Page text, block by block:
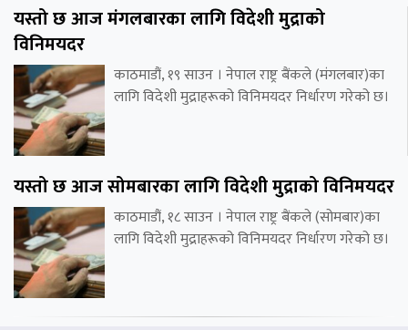
यस्तो छ आज मंगलबारका लागि विदेशी मुद्राको
विनिमयदर
काठमाडौं, १९ साउन । नेपाल राष्ट्र बैंकले (मंगलबार)का
लागि विदेशी मुद्राहरूको विनिमयदर निर्धारण गरेको छ।
यस्तो छ आज सोमबारका लागि विदेशी मुद्राको विनिमयदर
काठमाडौं, १८ साउन । नेपाल राष्ट्र बैंकले (सोमबार)का
लागि विदेशी मुद्राहरूको विनिमयदर निर्धारण गरेको छ।